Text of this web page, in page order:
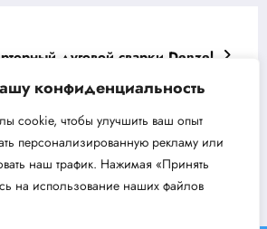
конфиденциальность
cookie, чтобы улучшить ваш опыт
персонализированную рекламу или
наш трафик. Нажимая «Принять
на использование наших файлов
дуговой сварки Denzel
Denzel GT-1200iS
преимущества